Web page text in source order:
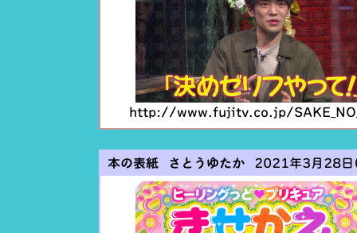
http://www.fujitv.co.jp/
本の表紙 さとうゆたか2021年3月28日